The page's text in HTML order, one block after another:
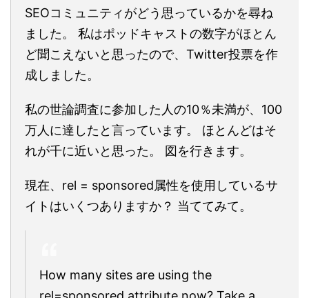
SEOコミュニティがどう思っているかを尋ね
ました。 私はポッドキャストの数字がほとん
ど聞こえないと思ったので、Twitter投票を作
成しました。
私の世論調査に参加した人の10％未満が、100
万人に達したと言っています。 ほとんどはそ
れが千に近いと思った。 図を行きます。
現在、rel = sponsored属性を使用しているサ
イトはいくつありますか？ 当ててみて。
How many sites are using the